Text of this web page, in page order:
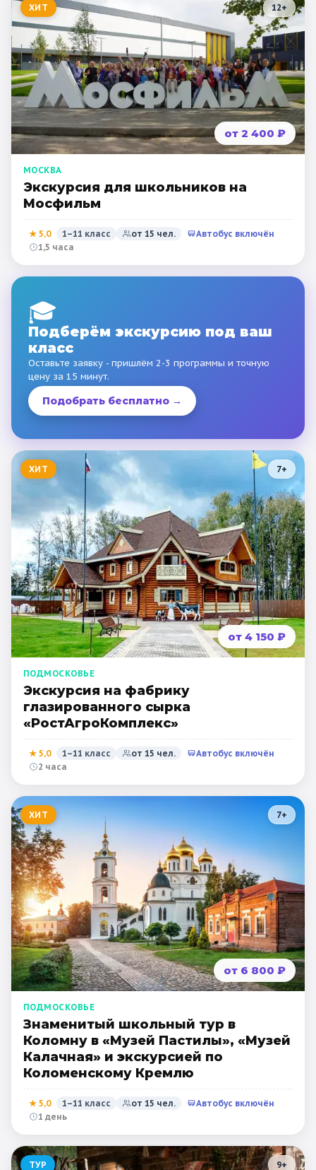
ХИТ 12+
от 2 400 ₽
МОСКВА
Экскурсия для школьников на
Мосфильм
★ 5,0 1–11 класс от 15 чел.
Автобус включён
1,5 часа
🎓
Подберём экскурсию под ваш
класс
Оставьте заявку - пришлём 2-3 программы и точную
цену за 15 минут.
Подобрать бесплатно →
ХИТ 7+
от 4 150 ₽
ПОДМОСКОВЬЕ
Экскурсия на фабрику
глазированного сырка
«РостАгроКомплекс»
★ 5,0 1–11 класс от 15 чел.
Автобус включён
2 часа
ХИТ 7+
от 6 800 ₽
ПОДМОСКОВЬЕ
Знаменитый школьный тур в
Коломну в «Музей Пастилы», «Музей
Калачная» и экскурсией по
Коломенскому Кремлю
★ 5,0 1–11 класс от 15 чел.
Автобус включён
1 день
ТУР 9+